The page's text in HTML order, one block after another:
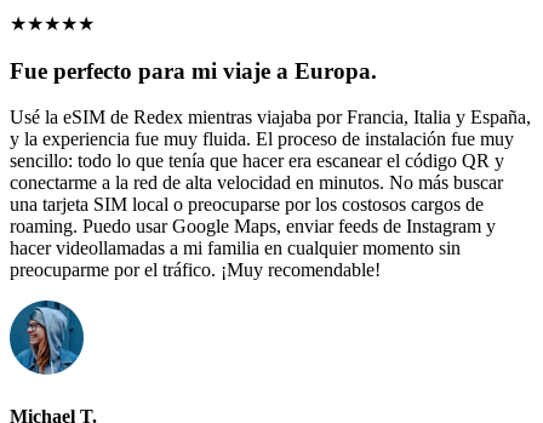
★★★★★
Fue perfecto para mi viaje a Europa.
Usé la eSIM de Redex mientras viajaba por Francia, Italia y España,
y la experiencia fue muy fluida. El proceso de instalación fue muy
sencillo: todo lo que tenía que hacer era escanear el código QR y
conectarme a la red de alta velocidad en minutos. No más buscar
una tarjeta SIM local o preocuparse por los costosos cargos de
roaming. Puedo usar Google Maps, enviar feeds de Instagram y
hacer videollamadas a mi familia en cualquier momento sin
preocuparme por el tráfico. ¡Muy recomendable!
Michael T.